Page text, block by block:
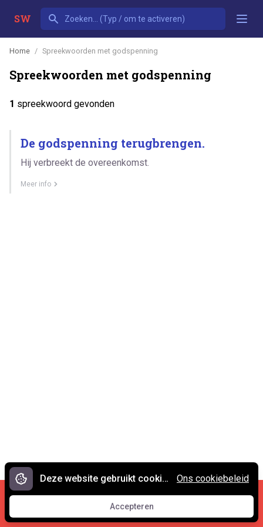
SW
Home Spreekwoorden met godspenning
Spreekwoorden met godspenning
1 spreekwoord gevonden
De godspenning terugbrengen.
Hij verbreekt de overeenkomst.
Meer info
Cookies en privacy •
Contact
© 2007 - 2026 Spreekwoorden.nl
Deze website gebruikt cookies.
Accepteren
Accepteren
Ons cookiebeleid